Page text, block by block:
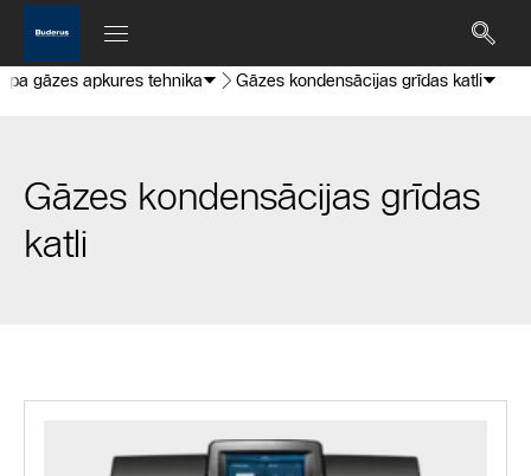
gāzes apkures tehnika Gāzes kondensācijas grīdas katli
Gāzes kondensācijas grīdas
katli